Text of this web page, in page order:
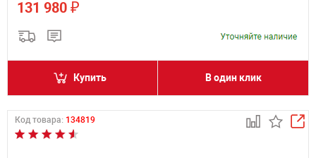
131 980 ₽
Купить В один клик
Код товара: 134819